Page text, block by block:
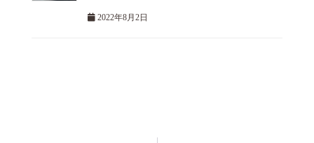
2022年8月2日